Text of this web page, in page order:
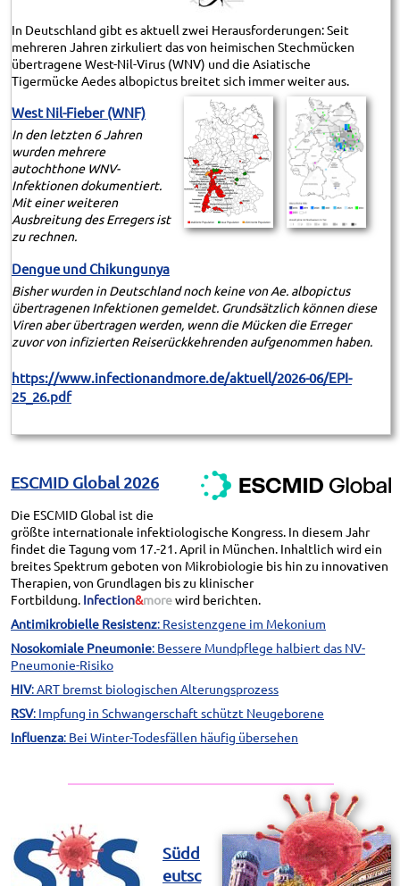
In Deutschland gibt es aktuell zwei Herausforderungen: Seit
mehreren Jahren zirkuliert das von heimischen Stechmücken
übertragene West-Nil-Virus (WNV) und die Asiatische
Tigermücke Aedes albopictus breitet sich immer weiter aus.
West Nil-Fieber (WNF)
In den letzten 6 Jahren
wurden mehrere
autochthone WNV-
Infektionen dokumentiert.
Mit einer weiteren
Ausbreitung des Erregers ist
zu rechnen.
Dengue und Chikungunya
Bis­her wurden in Deutschland noch keine von Ae. albopictus
übertragenen Infektionen gemeldet. Grundsätzlich können diese
Viren aber übertragen werden, wenn die Mücken die Erreger
zuvor von infizierten Reiserückkehrenden aufgenommen haben.
https://www.infectionandmore.de/aktuell/2026-06/EPI-
25_26.pdf
ESCMID Global 2026
Die ESCMID Global ist die
größte internationale infektiologische Kongress. In diesem Jahr
findet die Tagung vom 17.-21. April in München. Inhaltlich wird ein
breites Spektrum geboten von Mikrobiologie bis hin zu innovativen
Therapien, von Grundlagen bis zu klinischer
Fortbildung. Infection&morewird berichten.
Antimikrobielle Resistenz: Resistenzgene im Mekonium
Nosokomiale Pneumonie: Bessere Mundpflege halbiert das NV-
Pneumonie-Risiko
HIV: ART bremst biologischen Alterungsprozess
RSV: Impfung in Schwangerschaft schützt Neugeborene
Influenza: Bei Winter-Todesfällen häufig übersehen
Südd
eutsc